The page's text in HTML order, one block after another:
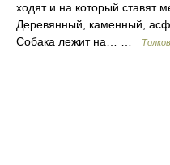
ходят и на который ставят
Деревянный, каменный,
Собака лежит на… …